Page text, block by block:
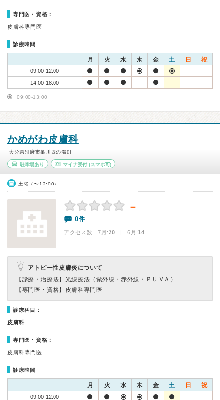
専門医・資格：
皮膚科専門医
診療時間
月 火 水 木 金 土 日 祝
09:00-12:00
14:00-18:00
09:00-13:00
かめがわ皮膚科
大分県別府市亀川四の湯町
駐車場あり マイナ受付(スマホ可)
土曜（〜12:00）
－
0件
アクセス数 7月:20 | 6月:14
アトピー性皮膚炎について
【診療・治療法】 光線療法（紫外線・赤外線・ＰＵＶＡ）
【専門医・資格】 皮膚科専門医
診療科目：
皮膚科
専門医・資格：
皮膚科専門医
診療時間
月 火 水 木 金 土 日 祝
09:00-12:00